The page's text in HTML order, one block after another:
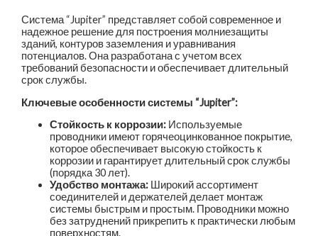
Система “Jupiter” представляет собой современное и
надежное решение для построения молниезащиты
зданий, контуров заземления и уравнивания
потенциалов. Она разработана с учетом всех
требований безопасности и обеспечивает длительный
срок службы.
Ключевые особенности системы “Jupiter”:
Стойкость к коррозии: Используемые
проводники имеют горячеоцинкованное покрытие,
которое обеспечивает высокую стойкость к
коррозии и гарантирует длительный срок службы
(порядка 30 лет).
Удобство монтажа: Широкий ассортимент
соединителей и держателей делает монтаж
системы быстрым и простым. Проводники можно
без затруднений прикрепить к практически любым
поверхностям.